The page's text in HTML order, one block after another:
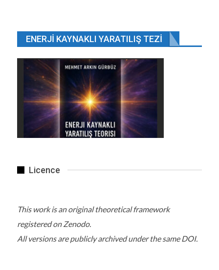
ENERJI KAYNAKLI YARATILIŞ TEZI
Licence
This work is an original theoretical framework
registered on Zenodo.
All versions are publicly archived under the same DOI.